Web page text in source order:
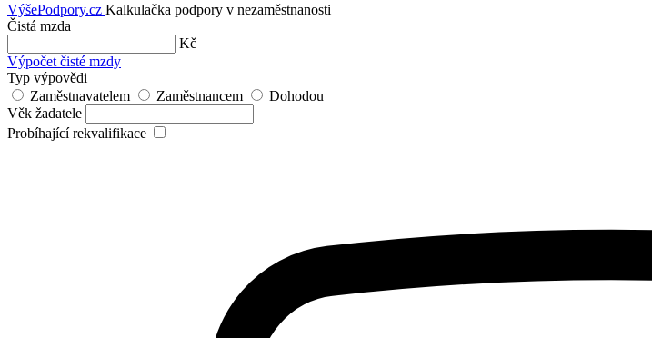
VýšePodpory.cz Kalkulačka podpory v nezaměstnanosti
Čistá mzda
Kč
Výpočet čisté mzdy
Typ výpovědi
Zaměstnavatelem
Zaměstnancem
Dohodou
Věk žadatele
Probíhající rekvalifikace